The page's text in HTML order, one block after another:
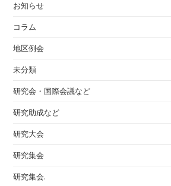
お知らせ
コラム
地区例会
未分類
研究会・国際会議など
研究助成など
研究大会
研究集会
研究集会.